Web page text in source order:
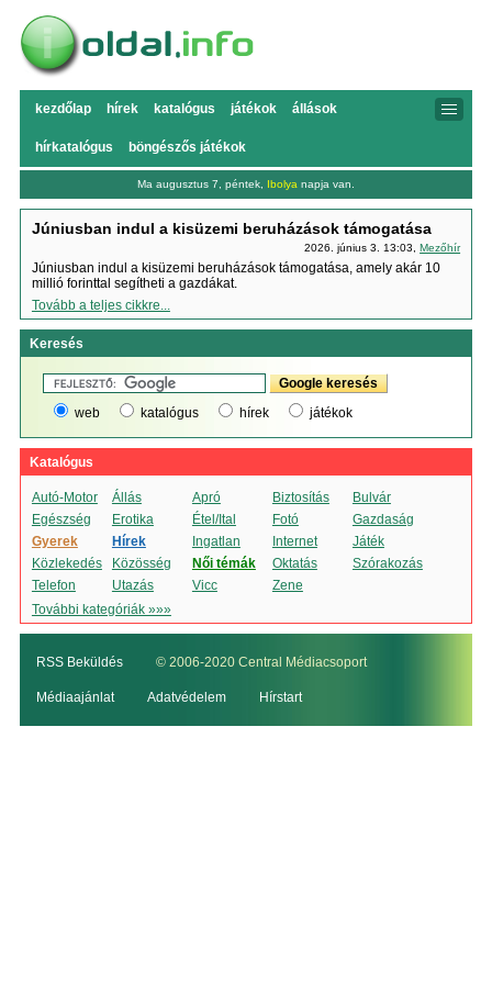
kezdőlap hírek katalógus játékok állások
hírkatalógus böngészős játékok
Ma augusztus 7, péntek, Ibolya napja van.
Júniusban indul a kisüzemi beruházások támogatása
2026. június 3. 13:03,Mezőhír
Júniusban indul a kisüzemi beruházások támogatása, amely akár 10
millió forinttal segítheti a gazdákat.
Tovább a teljes cikkre...
Keresés
web katalógus hírek játékok
Katalógus
Autó-Motor Állás Apró Biztosítás
Bulvár
Egészség
Erotika Étel/Ital Fotó
Gazdaság
Gyerek
Hírek Ingatlan Internet
Játék
Közlekedés
Közösség Női témák Oktatás
Szórakozás
Telefon
Utazás Vicc
Zene
További kategóriák »»»
RSS Beküldés © 2006-2020 Central Médiacsoport
Médiaajánlat Adatvédelem Hírstart